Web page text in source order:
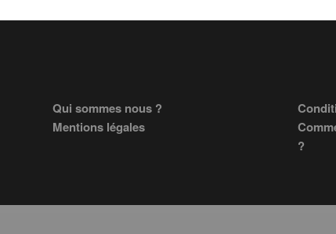
FooterQui sommes nous ?
Mentions légales
?